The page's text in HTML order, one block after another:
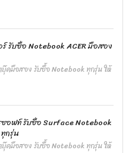
รับซื้อ Notebook ACER มือสอง
บุ๊คมือสอง รับซื้อ Notebook ทุกรุ่น ให้
ซอฟท์ รับซื้อ Surface Notebook
กรุ่น
บุ๊คมือสอง รับซื้อ Notebook ทุกรุ่น ให้